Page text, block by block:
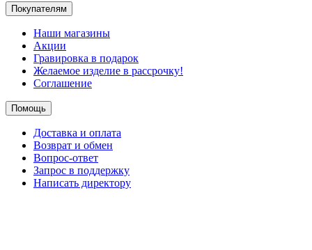
Покупателям
Наши магазины
Акции
Гравировка в подарок
Желаемое изделие в рассрочку!
Соглашение
Помощь
Доставка и оплата
Возврат и обмен
Вопрос-ответ
Запрос в поддержку
Написать директору